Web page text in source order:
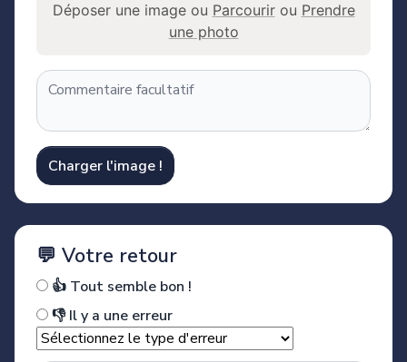
Déposer une image ou Parcourirou Prendre
une photo
Charger l'image !
💬 Votre retour
👍 Tout semble bon !
👎 Il y a une erreur